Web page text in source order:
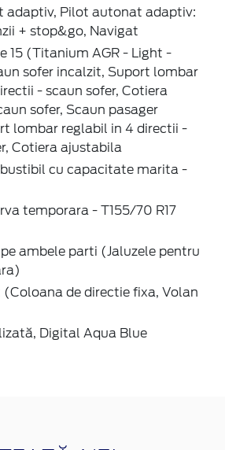
adaptiv, Pilot autonat adaptiv:
+ stop&go, Navigat
15 (Titanium AGR - Light -
sofer incalzit, Suport lombar
- scaun sofer, Cotiera
sofer, Scaun pasager
lombar reglabil in 4 directii -
Cotiera ajustabila
cu capacitate marita -
temporara - T155/70 R17
ambele parti (Jaluzele pentru
de directie fixa, Volan
Digital Aqua Blue